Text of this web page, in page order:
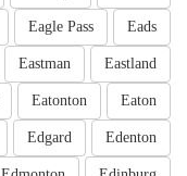
Eads
Eagle Pass
Eastland
Eastman
Eaton
Eatonton
Edenton
Edgard